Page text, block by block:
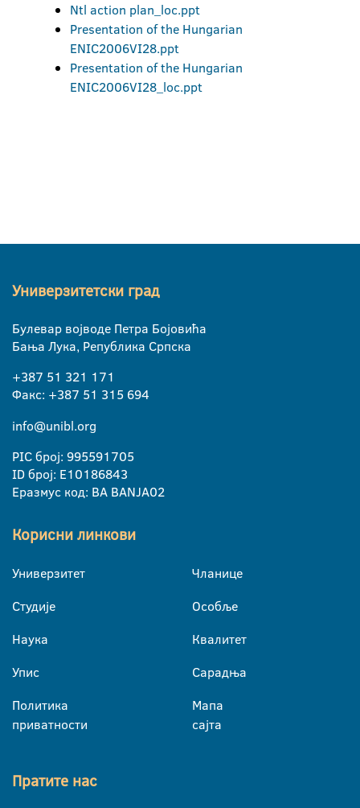
Ntl action plan_loc.ppt
Presentation of the Hungarian
ENIC2006VI28.ppt
Presentation of the Hungarian
ENIC2006VI28_loc.ppt
Универзитетски град
Булевар војводе Петра Бојовића
Бања Лука, Република Српска
+387 51 321 171
Факс: +387 51 315 694
info@unibl.org
PIC број: 995591705
ID број: E10186843
Еразмус код: BA BANJA02
Корисни линкови
Универзитет
Студије
Наука
Упис
Политика
приватности
Чланице
Особље
Квалитет
Сарадња
Мапа
сајта
Пратите нас